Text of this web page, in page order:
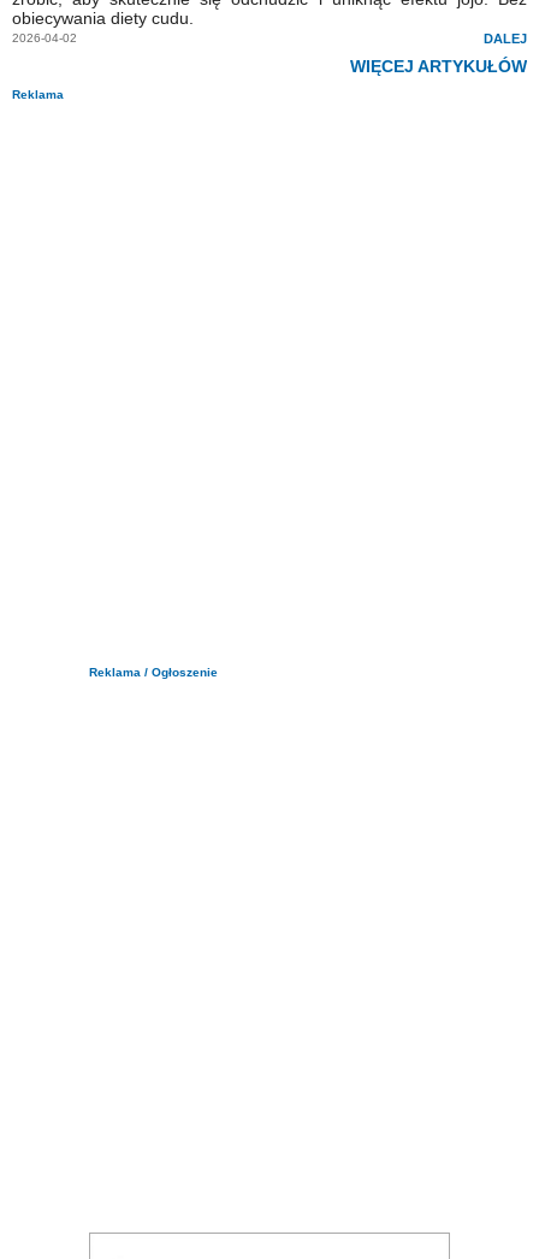
obiecywania diety cudu.
2026-04-02 DALEJ
WIĘCEJ ARTYKUŁÓW
Reklama
Reklama / Ogłoszenie